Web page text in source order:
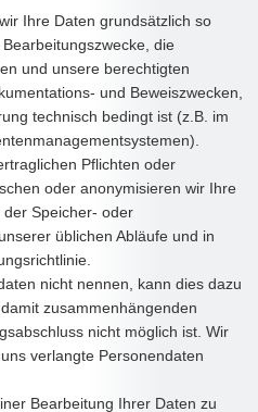
Ihre Daten grundsätzlich so
die
und unsere berechtigten
und Beweiszwecken,
technisch bedingt ist (z.B. im
Pflichten oder
oder anonymisieren wir Ihre
der Speicher- oder
üblichen Abläufe und in
nicht nennen, kann dies dazu
zusammenhängenden
nicht möglich ist. Wir
verlangte Personendaten
Bearbeitung Ihrer Daten zu